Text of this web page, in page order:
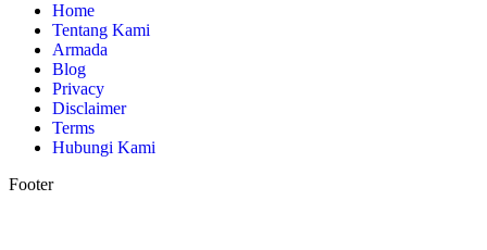
Home
Tentang Kami
Armada
Blog
Privacy
Disclaimer
Terms
Hubungi Kami
Footer